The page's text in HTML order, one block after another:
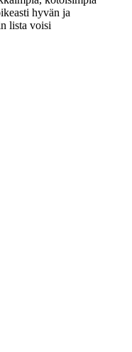
hyvän ja
lista voisi